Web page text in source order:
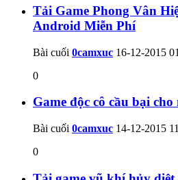
Tải Game Phong Vân
Android Miễn Phí
Bài cuối 0camxuc 16-12-2015
0
Game độc cô cầu bại
Bài cuối 0camxuc 14-12-2015
0